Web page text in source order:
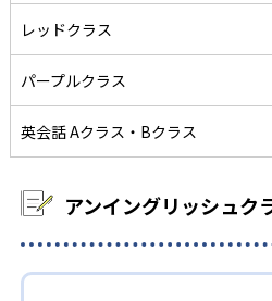
レッドクラス
パープルクラス
英会話 Aクラス・Bクラス
アンイングリッシュク